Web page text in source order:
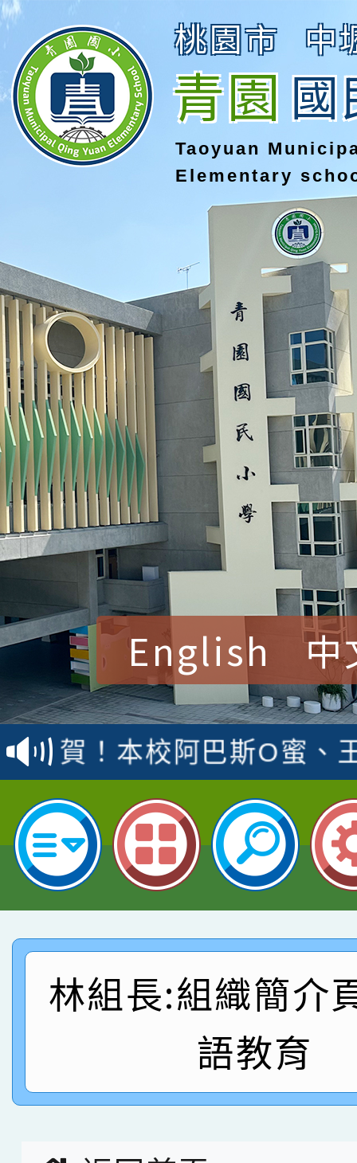
桃園市 中
青園國
Taoyuan
Elementary
English 中
賀！本校參加桃園市中
賽 洪綺君教師榮獲社
名
賀！本校阿巴斯O蜜、
倩參加桃園市科展 國
名 指導老師王老師、
賀！本校四年二班張O
園市英語競賽國小朗
指導老師林老師
賀！本校參加桃園市中
賽 劉文瑛教師榮獲教
臺灣台語-第二名
賀！本校參與2026世
名
賀！本校阿巴斯O蜜、
倩參加桃園市科展 國
名 指導老師王老師、
賀！本校四年二班張O
園市英語競賽國小朗
指導老師林老師
賀！本校參加桃園市中
賽 劉文瑛教師榮獲教
臺灣台語-第二名
賀！本校參與2026世
市賽榮獲科學小創客佳
林組長:組織簡介
語教育